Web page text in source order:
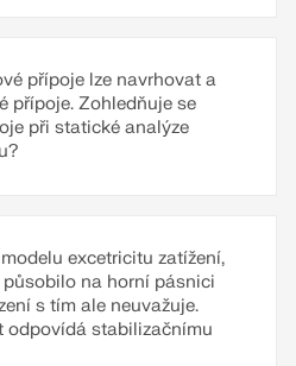
přípoje lze navrhovat a
přípoje. Zohledňuje se
při statické analýze
excetricitu zatížení,
na horní pásnici
s tím ale neuvažuje.
odpovídá stabilizačnímu